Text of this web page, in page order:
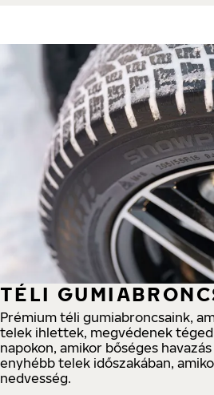
TÉLI
Prémium téli gumiabroncsaink,
telek ihlettek, megvédenek
napokon, amikor bőséges
enyhébb telek időszakában,
nedvesség.